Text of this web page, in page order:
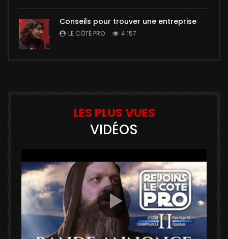
Conseils pour trouver une entreprise
LE CÔTÉ PRO 4 157
LES PLUS VUES
VIDÉOS